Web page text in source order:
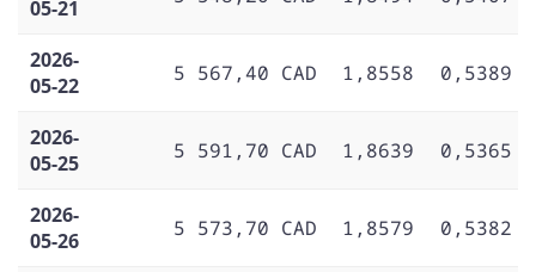
05-21
2026-
05-22
5 567,40 CAD 1,8558 0,5389
2026-
05-25
5 591,70 CAD 1,8639 0,5365
2026-
05-26
5 573,70 CAD 1,8579 0,5382